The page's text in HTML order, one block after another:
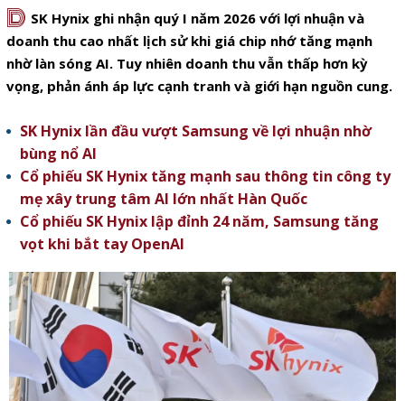
D SK Hynix ghi nhận quý I năm 2026 với lợi nhuận và
doanh thu cao nhất lịch sử khi giá chip nhớ tăng mạnh
nhờ làn sóng AI. Tuy nhiên doanh thu vẫn thấp hơn kỳ
vọng, phản ánh áp lực cạnh tranh và giới hạn nguồn cung.
SK Hynix lần đầu vượt Samsung về lợi nhuận nhờ
bùng nổ AI
Cổ phiếu SK Hynix tăng mạnh sau thông tin công ty
mẹ xây trung tâm AI lớn nhất Hàn Quốc
Cổ phiếu SK Hynix lập đỉnh 24 năm, Samsung tăng
vọt khi bắt tay OpenAI